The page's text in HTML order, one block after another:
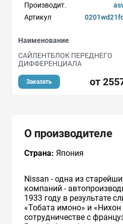
Производит.
Артикул
Наименование
САЙЛЕНТБЛОК ПЕРЕДНЕГО
ДИФФЕРЕНЦИАЛА
Заказать от
О производителе
Страна: Япония
Nissan - одна из
компаний -
1933 году в результате
«Тобата имоно» и «Нихон
сотрудничестве с